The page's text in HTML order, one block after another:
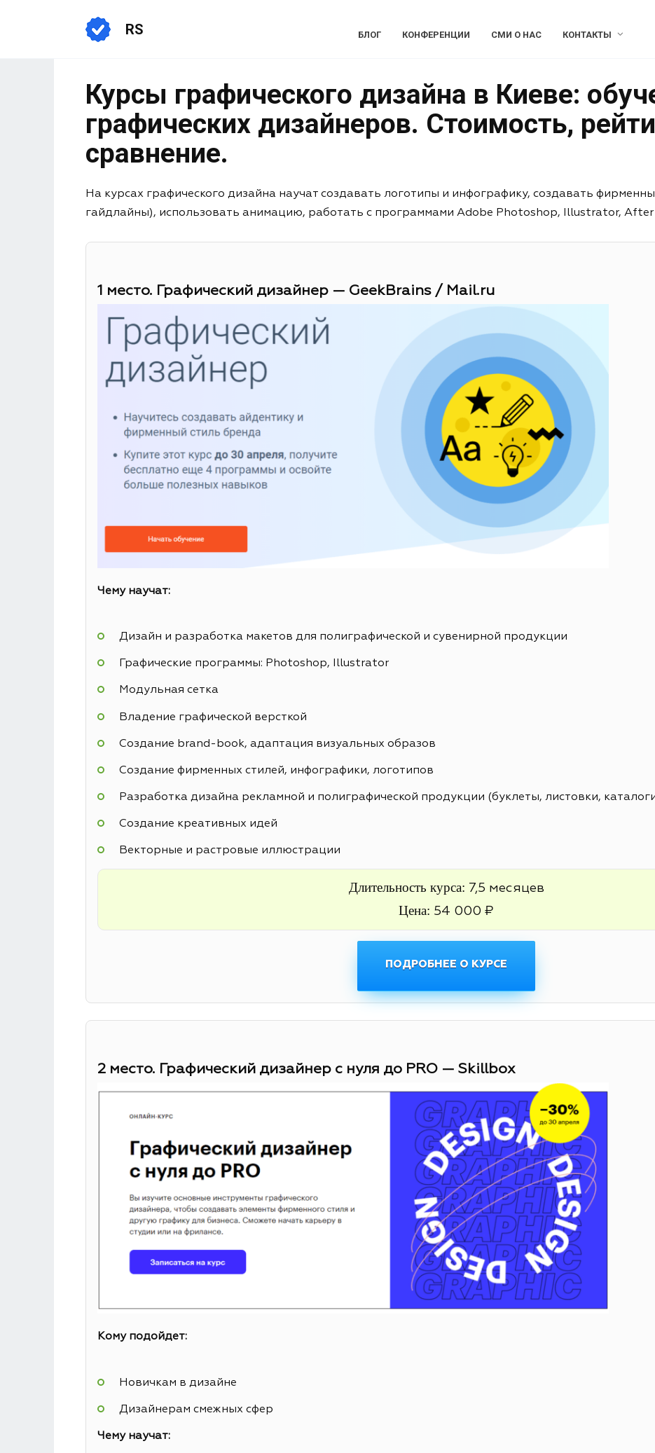
RS БЛОГ КОНФЕРЕНЦИИ СМИ О НАС КОНТАКТЫ
Курсы графического дизайна в Киеве:
графических дизайнеров. Стоимость,
сравнение.
На курсах графического дизайна научат создавать логотипы и инфографику, создавать
гайдлайны), использовать анимацию, работать с программами Adobe Photoshop, Illustrator, After
1 место. Графический дизайнер — GeekBrains / Mail.ru
Чему научат:
Дизайн и разработка макетов для полиграфической и сувенирной продукции
Графические программы: Photoshop, Illustrator
Модульная сетка
Владение графической версткой
Создание brand-book, адаптация визуальных образов
Создание фирменных стилей, инфографики, логотипов
Разработка дизайна рекламной и полиграфической продукции (буклеты, листовки,
Создание креативных идей
Векторные и растровые иллюстрации
Длительность курса: 7,5 месяцев
Цена: 54 000 ₽
ПОДРОБНЕЕ О КУРСЕ
2 место. Графический дизайнер с нуля до PRO — Skillbox
Кому подойдет:
Новичкам в дизайне
Дизайнерам смежных сфер
Чему научат: